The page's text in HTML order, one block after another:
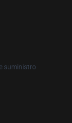
suministro